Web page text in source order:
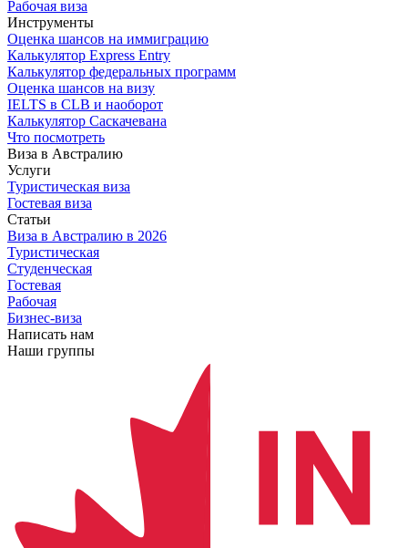
Рабочая виза
Инструменты
Оценка шансов на иммиграцию
Калькулятор Express Entry
Калькулятор федеральных программ
Оценка шансов на визу
IELTS в CLB и наоборот
Калькулятор Саскачевана
Что посмотреть
Виза в Австралию
Услуги
Туристическая виза
Гостевая виза
Статьи
Виза в Австралию в 2026
Туристическая
Студенческая
Гостевая
Рабочая
Бизнес-виза
Написать нам
Наши группы